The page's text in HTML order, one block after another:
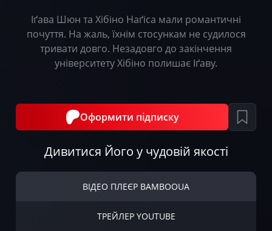
Іґава Шюн та Хібіно Наґіса мали романтичні
почуття. На жаль, їхнім стосункам не судилося
тривати довго. Незадовго до закінчення
університету Хібіно полишає Іґаву.
Оформити підписку
Дивитися Його у чудовій якості
ВІДЕО ПЛЕЄР BAMBOOUA
ТРЕЙЛЕР YOUTUBE